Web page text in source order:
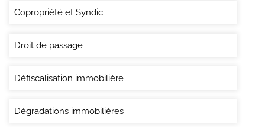
Copropriété et Syndic
Droit de passage
Défiscalisation immobilière
Dégradations immobilières